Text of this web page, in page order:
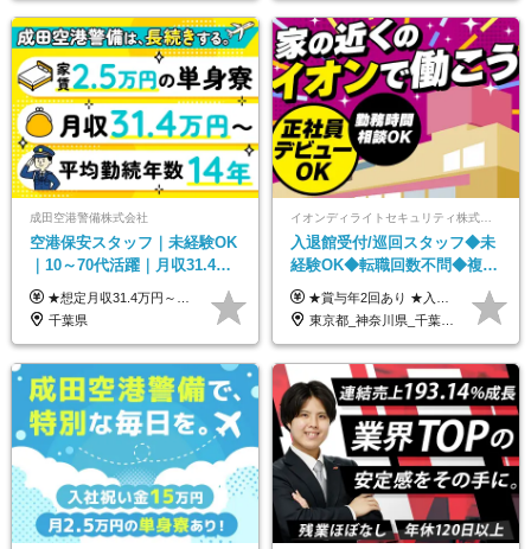
成田空港警備株式会社
空港保安スタッフ｜未経験OK
｜10～70代活躍｜月収31.4万
&賞与年2回｜家族・住宅手当
｜光熱費0円の単身寮
★想定月収31.4万円～＋賞与年2回（59万円以上） ★入社お祝い金15万円支給 ★水道+光熱費無料の家賃がリーズナブルな社員寮(単身寮)あり！ 月給24万5000円以上(基本給21万1000円＋業務別手当35,000円)＋賞与年2回（賞与支給額：59万円以上を想定）＋残業代全額 ※みなし残業なし！残業代は全額支給します。 ※資格手当・深夜手当など、様々な手当をご用意しています。 ※入社お祝い金は１か月経過後、3ヶ月経過後、6ヶ月経過後に各5万円ずつ給与に加算して支給いたします。 ※指定の検定資格をお持ちの方には別途手当を支給します。入社後に取得した場合は給与に加算し支給します。 ・施設警備 1級7,000円 2級4,000円 ・交通誘導 1級7,000円 2級4,000円 ・雑踏警備 1級7,000円 2級4,000円 など
千葉県
入退館受付/巡回スタッフ◆未
経験OK◆転職回数不問◆複数
勤務地で募集中◆ブランクあ
りOK◆室内業務がメイン
★賞与年2回あり ★入社祝い金3万円支給 ★出産祝い金や育児支援金などの手当も充実！ ≪給与モデル≫ 【東京】基本給27万2780円/月給＋時間外手当（25h） 【愛知】基本給25万4990円/月給＋時間外手当（25h） 【大阪】基本給25万4990円/月給＋時間外手当（25h） 【福岡】基本給23万7200円/月給＋時間外手当（25h） -------------- ▽各地の給与は下記をご確認ください！ ■北海道 月給20万円～ ■東北 月給20万円～ ■北関東 埼玉／月給22万5000円～ 茨城・群馬・新潟／月給20万円～ ■南関東 東京・神奈川／月給23万円～ 千葉／月給22万5000円～ 山梨／月給20万円～ ■中部 愛知／月給21万5000円～ 長野・岐阜・三重／月給20万円～ ■関西 大阪／月給21万5000円～ 京都・兵庫／月給21万円～ 滋賀・奈良／月給20万円～ ■中四国 岡山・山口・四国・広島／月給20万円～ ■九州 福岡・鹿児島・長崎／月給20万円～
東京都_神奈川県_千葉県_北海道_福島県_長野県_岐阜県_三重県_京都府_福岡県